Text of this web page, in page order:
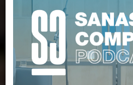
IDIS EN LOS